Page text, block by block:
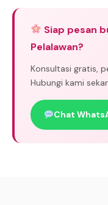
Siap pesan
Pelalawan?
Konsultasi gratis,
Hubungi kami
Chat